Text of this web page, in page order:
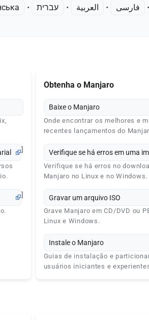
• ‎ עברית • ‎ العربية • ‎ فارسی • ‎
]
]
Obtenha o Manjaro
Baixe o Manjaro
Onde encontrar os melhores e
recentes lançamentos do
Verifique se há erros em uma
Verifique se há erros no
Manjaro no Linux e no Windows.
Gravar um arquivo ISO
Grave Manjaro em CD/DVD ou
Linux e Windows.
Instale o Manjaro
Guias de instalação e
usuários iniciantes e